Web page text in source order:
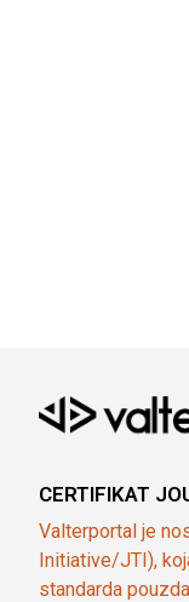
CERTIFIKAT
Valterportal je
Initiative/JTI),
standarda